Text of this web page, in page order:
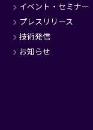
イベント・セミナー
プレスリリース
技術発信
お知らせ